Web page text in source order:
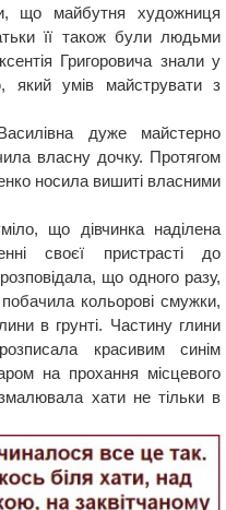
що майбутня художниця
її також були людьми
Григоровича знали у
який умів майструвати з
дуже майстерно
власну дочку. Протягом
носила вишиті власними
що дівчинка наділена
своєї пристрасті до
що одного разу,
кольорові смужки,
в грунті. Частину глини
красивим синім
на прохання місцевого
хати не тільки в